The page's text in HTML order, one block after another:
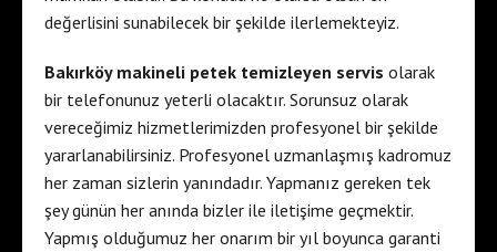
değerlisini sunabilecek bir şekilde ilerlemekteyiz.
Bakırköy makineli petek temizleyen servis olarak
bir telefonunuz yeterli olacaktır. Sorunsuz olarak
vereceğimiz hizmetlerimizden profesyonel bir şekilde
yararlanabilirsiniz. Profesyonel uzmanlaşmış kadromuz
her zaman sizlerin yanındadır. Yapmanız gereken tek
şey günün her anında bizler ile iletişime geçmektir.
Yapmış olduğumuz her onarım bir yıl boyunca garanti